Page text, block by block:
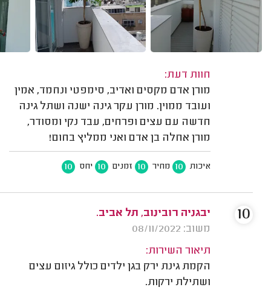
חוות דעת:
מורן אדם מקסים ואדיב, סימפטי ונחמד, אמין
ועובד ממוין. מורן עקר גינה ישנה ושתל גינה
חדשה עם עצים ופרחים, עבד נקי ומסודר,
מורן אחלה בן אדם ואני ממליץ בחום!
איכות 10 מחיר 10 זמנים 10 יחס 10
יבגניה רובינוב, תל אביב.
משוב: 08/11/2022
תיאור השירות:
הקמת גינת ירק בגן ילדים כולל גיזום עצים
ושתילת ירקות.
10